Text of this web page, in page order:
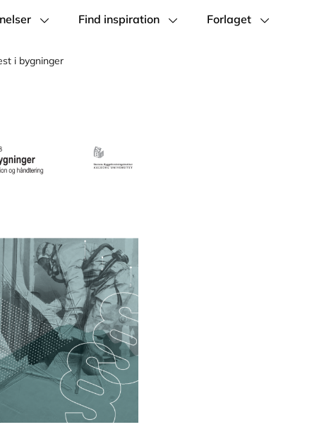
Find inspiration Forlaget
i bygninger